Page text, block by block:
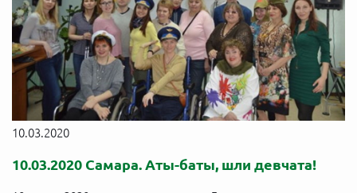
10.03.2020
10.03.2020 Самара. Аты-баты, шли девчата!